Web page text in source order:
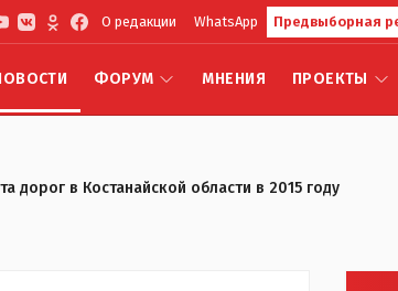
О редакции WhatsApp Предвыборная
ФОРУМ МНЕНИЯ ПРОЕКТЫ
дорог в Костанайской области в 2015 году